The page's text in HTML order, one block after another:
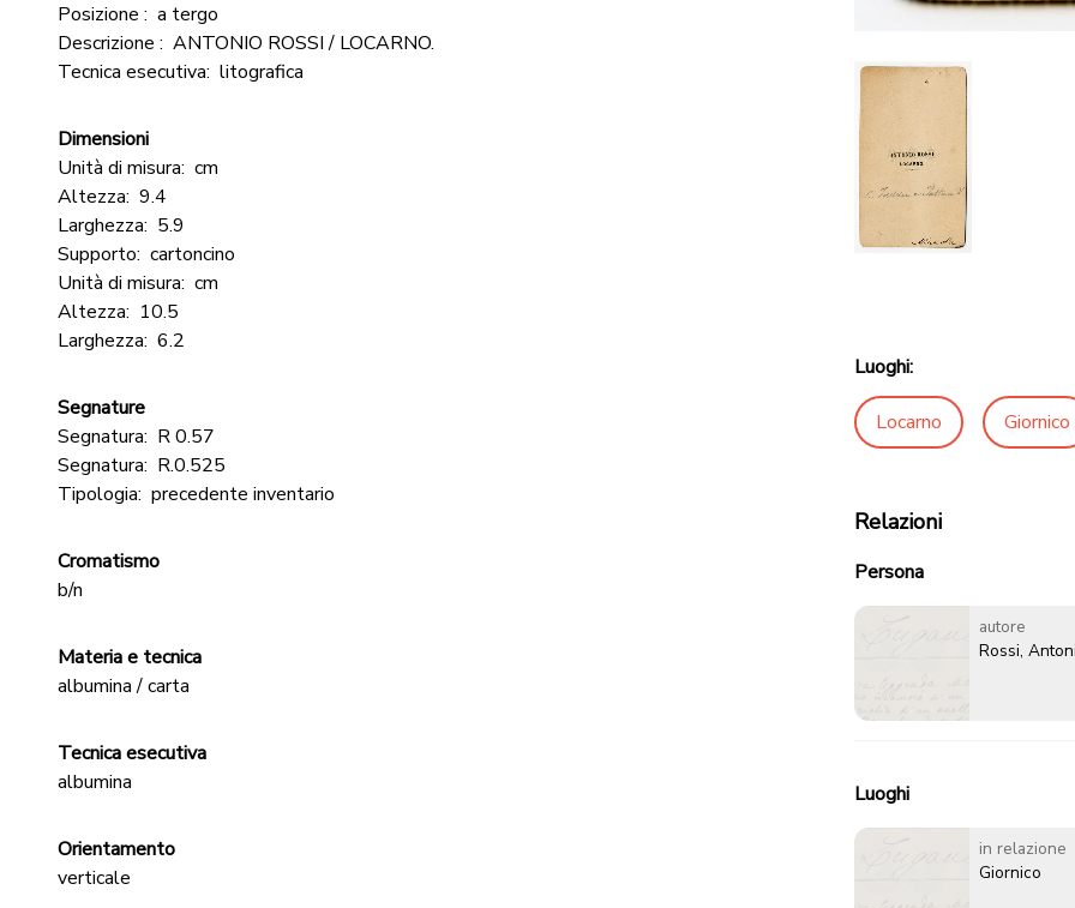
Posizione : a tergo
Descrizione : ANTONIO ROSSI / LOCARNO.
Tecnica esecutiva: litografica
Dimensioni
Unità di misura: cm
Altezza: 9.4
Larghezza: 5.9
Supporto: cartoncino
Unità di misura: cm
Altezza: 10.5
Larghezza: 6.2
Segnature
Segnatura: R 0.57
Segnatura: R.0.525
Tipologia: precedente inventario
Cromatismo
b/n
Materia e tecnica
albumina / carta
Tecnica esecutiva
albumina
Orientamento
verticale
Luoghi:
Locarno Giornico
Relazioni
Persona
autore
Rossi,
Luoghi
in relazione
Giornico